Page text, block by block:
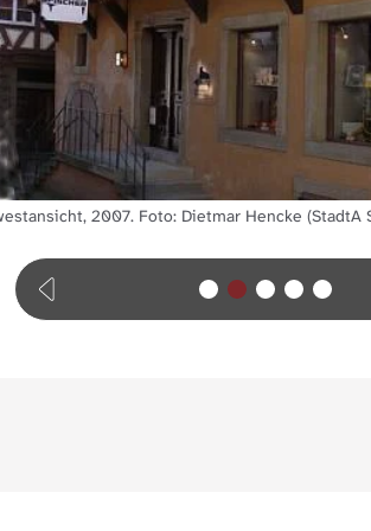
2007. Foto: Dietmar Hencke (StadtA